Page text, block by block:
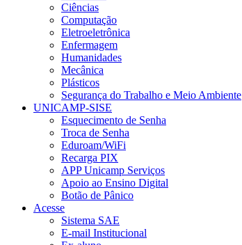
Ciências
Computação
Eletroeletrônica
Enfermagem
Humanidades
Mecânica
Plásticos
Segurança do Trabalho e Meio Ambiente
UNICAMP-SISE
Esquecimento de Senha
Troca de Senha
Eduroam/WiFi
Recarga PIX
APP Unicamp Serviços
Apoio ao Ensino Digital
Botão de Pânico
Acesse
Sistema SAE
E-mail Institucional